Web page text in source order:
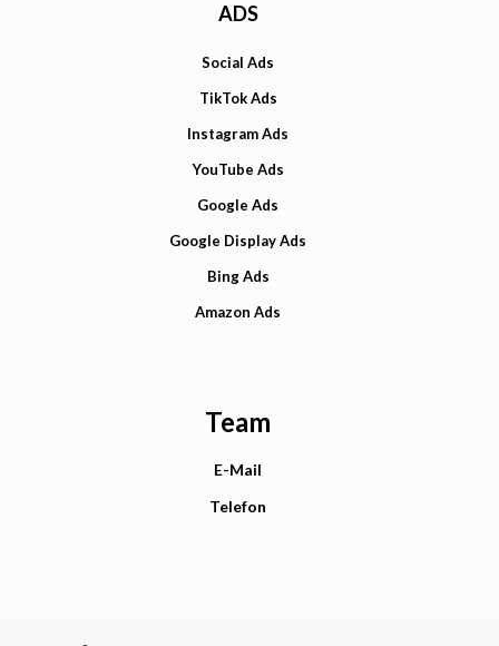
ADS
Social Ads
TikTok Ads
Instagram Ads
YouTube Ads
Google Ads
Google Display Ads
Bing Ads
Amazon Ads
Team
E-Mail
Telefon